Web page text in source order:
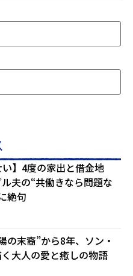
い】4度の家出と借金地
夫の“共働きなら問題な
絶句
の末裔”から8年、ソン・
大人の愛と癒しの物語